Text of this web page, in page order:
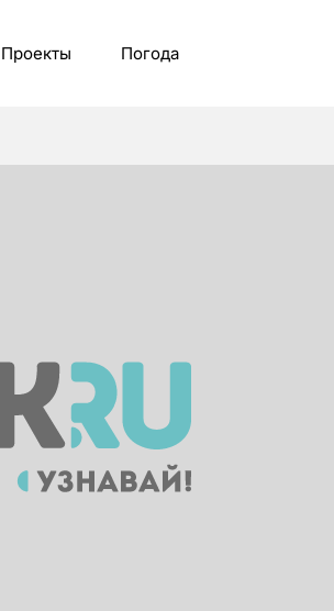
Проекты Погода